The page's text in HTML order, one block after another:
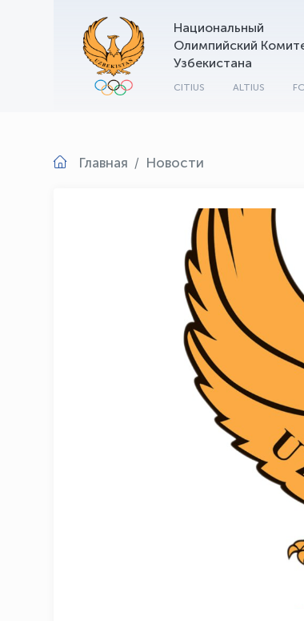
Национальный
Олимпийский
Узбекистана
CITIUS ALTIUS
Главная Новости